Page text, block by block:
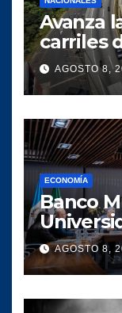
Avanza
carriles
Lucas
AGOSTO 8,
ECONOMÍA
Banco
para
digital
AGOSTO 8,